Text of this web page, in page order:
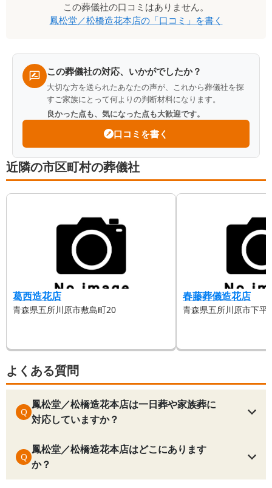
この葬儀社の口コミはありません。
鳳松堂／松橋造花本店の「口コミ」を書く
この葬儀社の対応、いかがでしたか？
大切な方を送られたあなたの声が、これから葬儀社を探
すご家族にとって何よりの判断材料になります。
良かった点も、気になった点も大歓迎です。
口コミを書く
近隣の市区町村の葬儀社
葛西造花店
青森県五所川原市敷島町20
春藤葬儀造花店
青森県五所川原市下平
よくある質問
Q
鳳松堂／松橋造花本店は一日葬や家族葬に
対応していますか？
Q
鳳松堂／松橋造花本店はどこにあります
か？